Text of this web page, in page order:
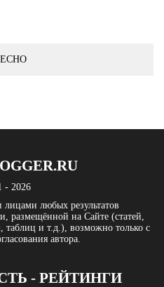
- 2026
лицами любых результатов
размещённой на Сайте (статей,
таблиц и т.д.), возможно только с
автора.
- РЕЙТИНГИ